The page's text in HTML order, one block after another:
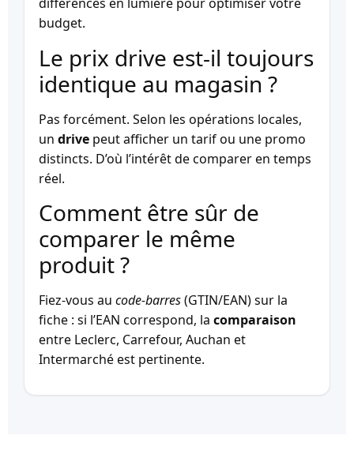
budget.
Le prix drive est-il toujours
identique au magasin ?
Pas forcément. Selon les opérations locales,
un drive peut afficher un tarif ou une promo
distincts. D’où l’intérêt de comparer en temps
réel.
Comment être sûr de
comparer le même
produit ?
Fiez-vous au code-barres(GTIN/EAN) sur la
fiche : si l’EAN correspond, la comparaison
entre Leclerc, Carrefour, Auchan et
Intermarché est pertinente.